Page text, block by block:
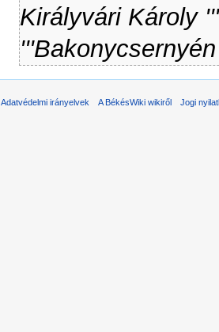
Királyvári Károly '''
Adatvédelmi irányelvek A BékésWiki wikiről Jogi